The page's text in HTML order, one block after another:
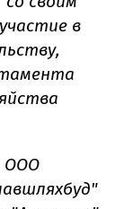
в
ООО